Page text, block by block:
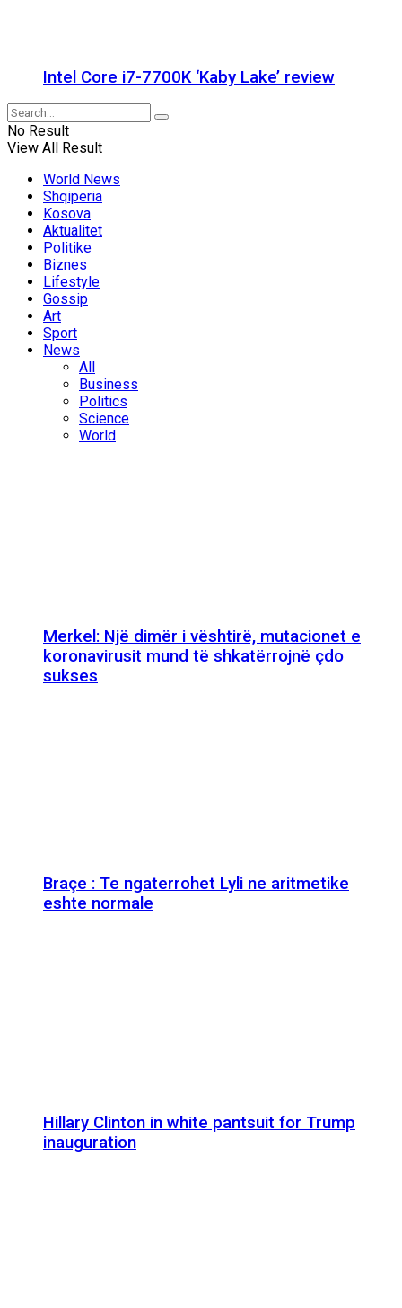
Intel Core i7-7700K ‘Kaby Lake’ review
No Result
View All Result
World News
Shqiperia
Kosova
Aktualitet
Politike
Biznes
Lifestyle
Gossip
Art
Sport
News
All
Business
Politics
Science
World
Merkel: Një dimër i vështirë, mutacionet e
koronavirusit mund të shkatërrojnë çdo
sukses
Braçe : Te ngaterrohet Lyli ne aritmetike
eshte normale
Hillary Clinton in white pantsuit for Trump
inauguration